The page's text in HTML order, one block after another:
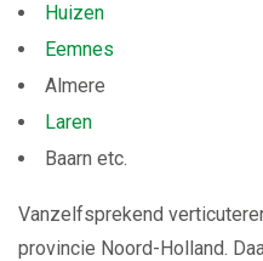
Huizen
Eemnes
Almere
Laren
Baarn etc.
Vanzelfsprekend
provincie Noord-Holland.